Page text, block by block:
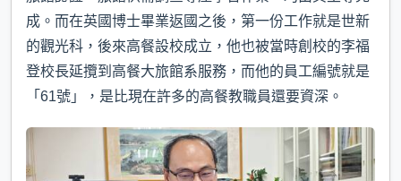
成。而在英國博士畢業返國之後，第一份工作就是世新
的觀光科，後來高餐設校成立，他也被當時創校的李福
登校長延攬到高餐大旅館系服務，而他的員工編號就是
「61號」，是比現在許多的高餐教職員還要資深。